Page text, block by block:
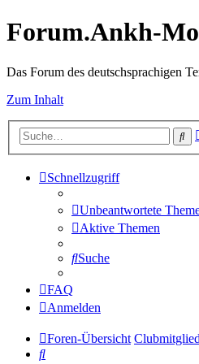
Forum.Ankh-
Das Forum des deutschsprachigen
Zum Inhalt
Schnellzugriff
Unbeantwortete
Aktive Themen
Suche
FAQ
Anmelden
Foren-Übersicht
Suche